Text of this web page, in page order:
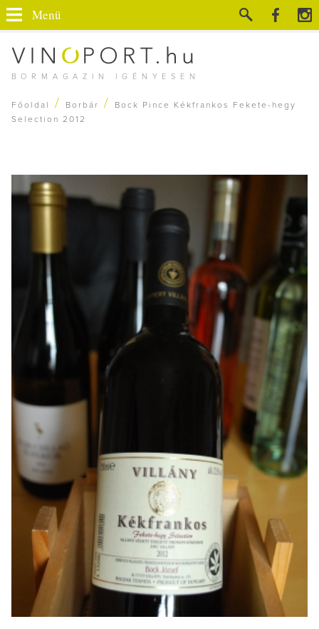
BORMAGAZIN IGÉNYESEN
Menü
Főoldal / Borbár /
Bock Pince Kékfrankos Fekete-hegy
Selection 2012